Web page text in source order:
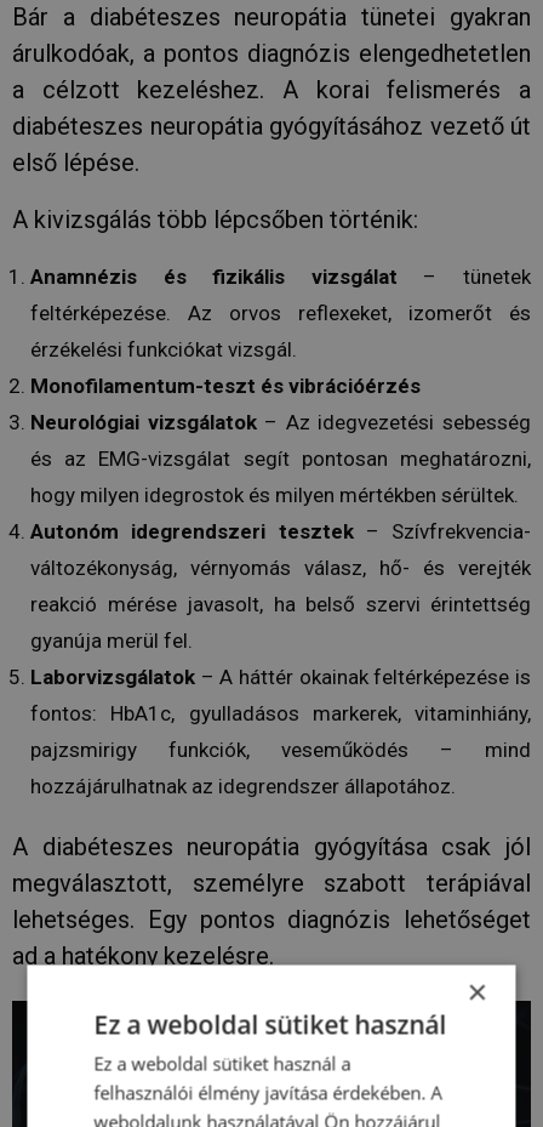
Bár a diabéteszes neuropátia tünetei gyakran
árulkodóak, a pontos diagnózis elengedhetetlen
a célzott kezeléshez. A korai felismerés a
diabéteszes neuropátia gyógyításához vezető út
első lépése.
A kivizsgálás több lépcsőben történik:
Anamnézis és fizikális vizsgálat
– tünetek
feltérképezése. Az orvos reflexeket, izomerőt és
érzékelési funkciókat vizsgál.
Monofilamentum-teszt és vibrációérzés
Neurológiai vizsgálatok – Az idegvezetési sebesség
és az EMG-vizsgálat segít pontosan meghatározni,
hogy milyen idegrostok és milyen mértékben sérültek.
Autonóm idegrendszeri tesztek – Szívfrekvencia-
változékonyság, vérnyomás válasz, hő- és verejték
reakció mérése javasolt, ha belső szervi érintettség
gyanúja merül fel.
Laborvizsgálatok – A háttér okainak feltérképezése is
fontos: HbA1c, gyulladásos markerek, vitaminhiány,
pajzsmirigy funkciók, veseműködés – mind
hozzájárulhatnak az idegrendszer állapotához.
A diabéteszes neuropátia gyógyítása csak jól
megválasztott, személyre szabott terápiával
lehetséges. Egy pontos diagnózis lehetőséget
ad a hatékony kezelésre.
×
Ez a weboldal sütiket használ
Ez a weboldal sütiket használ a
felhasználói élmény javítása érdekében. A
weboldalunk használatával Ön hozzájárul